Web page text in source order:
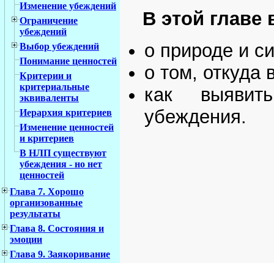
Изменение убеждений
Ограничение
убеждений
Выбор убеждений
Понимание ценностей
Критерии и
критериальные
эквиваленты
Иерархия критериев
Изменение ценностей
и критериев
В НЛП существуют
убеждения - но нет
ценностей
Глава 7. Хорошо
организованные
результаты
Глава 8. Состояния и
эмоции
Глава 9. Заякоривание
В этой главе
о природе и
о том, откуда
как
убеждения.